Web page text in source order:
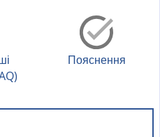
Пояснення